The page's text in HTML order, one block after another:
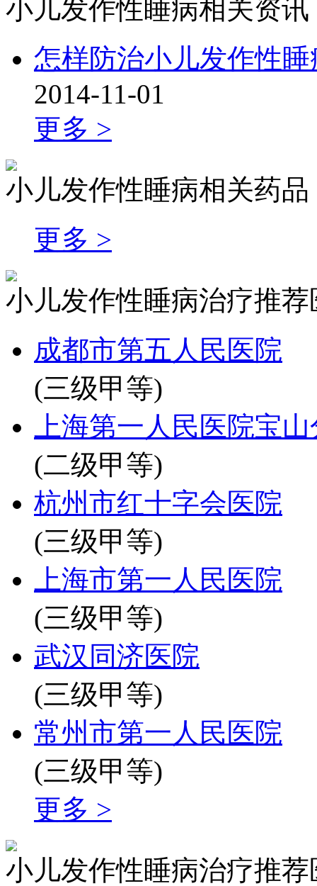
小儿发作性睡病相关资讯
怎样防治小儿发作性睡
2014-11-01
更多 >
小儿发作性睡病相关药品
更多 >
小儿发作性睡病治疗推荐
成都市第五人民医院
(三级甲等)
上海第一人民医院宝
(二级甲等)
杭州市红十字会医院
(三级甲等)
上海市第一人民医院
(三级甲等)
武汉同济医院
(三级甲等)
常州市第一人民医院
(三级甲等)
更多 >
小儿发作性睡病治疗推荐